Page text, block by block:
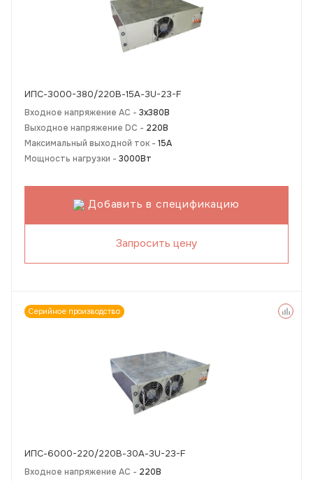
ИПС-3000-380/220В-15А-3U-23-F
Входное напряжение AC - 3х380В
Выходное напряжение DC - 220В
Максимальный выходной ток - 15А
Мощность нагрузки - 3000Вт
Добавить в спецификацию
Запросить цену
Серийное производство
ИПС-6000-220/220В-30А-3U-23-F
Входное напряжение AC - 220В